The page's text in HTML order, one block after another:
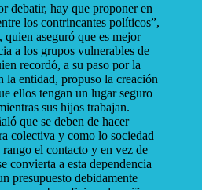
debatir, hay que proponer en
los contrincantes políticos”,
quien aseguró que es mejor
a los grupos vulnerables de
recordó, a su paso por la
la entidad, propuso la creación
ellos tengan un lugar seguro
sus hijos trabajan.
que se deben de hacer
colectiva y como lo sociedad
el contacto y en vez de
convierta a esta dependencia
presupuesto debidamente